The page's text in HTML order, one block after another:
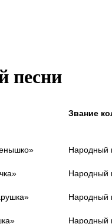
песни
Звание
Народный
Народный
Народный
Народный